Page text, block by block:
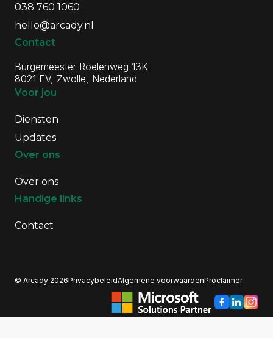
038 760 1060
hello@arcady.nl
Contact
Burgemeester Roelenweg 13K
8021 EV, Zwolle, Nederland
Voor jou
Diensten
Updates
Over ons
Over ons
Handige links
Contact
© Arcady 2026PrivacybeleidAlgemene voorwaardenProclaimer